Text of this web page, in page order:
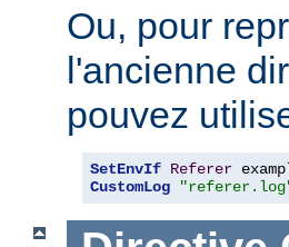
Ou, pour
l'ancienne
pouvez
SetEnvIf Referer
CustomLog